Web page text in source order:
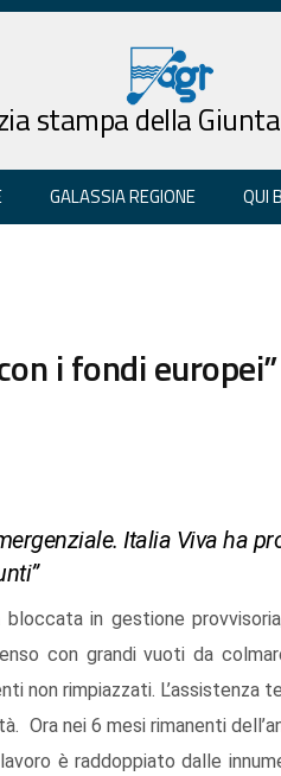
stampa della
GALASSIA REGIONE QUI
i fondi europei”
Italia Viva ha
in gestione
con grandi vuoti da
non rimpiazzati. L’assistenza
nei 6 mesi rimanenti
è raddoppiato dalle